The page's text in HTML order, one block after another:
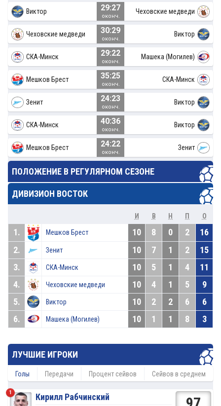
Виктор 29:27
оконч.
Чеховские медведи
Чеховские медведи 30:29
оконч.
Виктор
СКА-Минск 29:22
оконч.
Машека (Могилев)
Мешков Брест 35:25
оконч.
СКА-Минск
Зенит 24:23
оконч.
Виктор
СКА-Минск 40:36
оконч.
Виктор
Мешков Брест 24:22
оконч.
Зенит
ПОЛОЖЕНИЕ В РЕГУЛЯРНОМ СЕЗОНЕ
ДИВИЗИОН ВОСТОК
И В Н П О
1. Мешков Брест 10 8 0 2
16
2.
Зенит 10 7 1 2
15
3.
СКА-Минск 10 5 1 4
11
4.
Чеховские медведи 10 4 1 5
9
5.
Виктор 10 2 2 6
6
6.
Машека (Могилев) 10 1 1 8 3
ЛУЧШИЕ ИГРОКИ
Голы Передачи Процент сейвов Сейвов в среднем
1 Кирилл Рабчинский